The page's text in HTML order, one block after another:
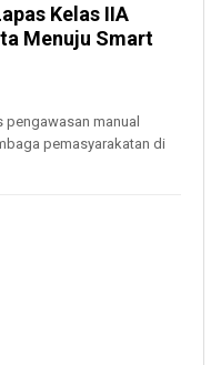
Kelas IIA
Menuju Smart
pengawasan manual
pemasyarakatan di